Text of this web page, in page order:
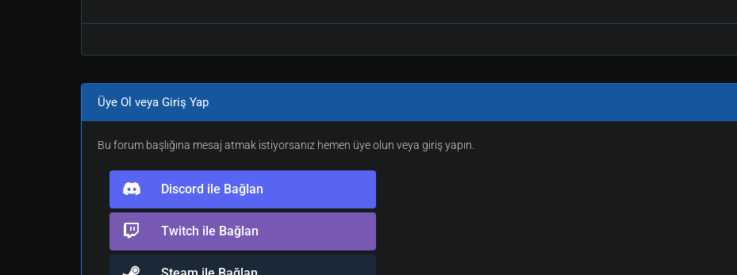
Üye Ol veya Giriş Yap
Bu forum başlığına mesaj atmak istiyorsanız hemen üye olun veya giriş yapın.
Discord ile Bağlan
Twitch ile Bağlan